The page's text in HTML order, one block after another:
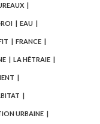
EAU
FRANCE
LA HÊTRAIE
URBAINE